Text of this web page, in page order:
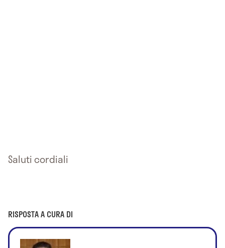
Saluti cordiali
RISPOSTA A CURA DI